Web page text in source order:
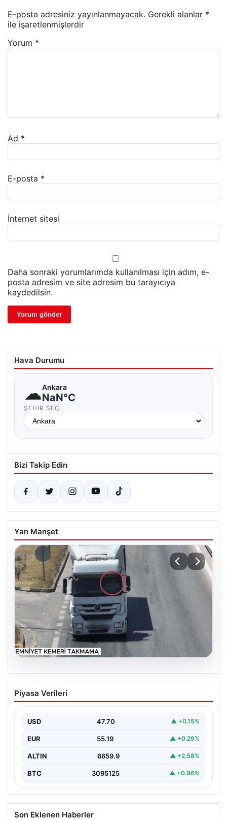
E-posta adresiniz yayınlanmayacak. Gerekli alanlar *
ile işaretlenmişlerdir
Yorum *
Ad *
E-posta *
İnternet sitesi
Daha sonraki yorumlarımda kullanılması için adım, e-
posta adresim ve site adresim bu tarayıcıya
kaydedilsin.
Hava Durumu
☁Ankara
NaN°C
ŞEHIR SEÇ
Bizi Takip Edin
Yan Manşet
Otoyolda drone destekli denetimlerde
bin 123 araca ceza kesildi
sürdürdüğü drone destekli otoyol denetimlerinde
yoğun bir kontrol…
Piyasa Verileri
USD 47.70 ▲ +0.15%
EUR 55.19 ▲ +0.29%
ALTIN 6659.9 ▲ +2.58%
BTC 3095125 ▲ +0.96%
Son Eklenen Haberler